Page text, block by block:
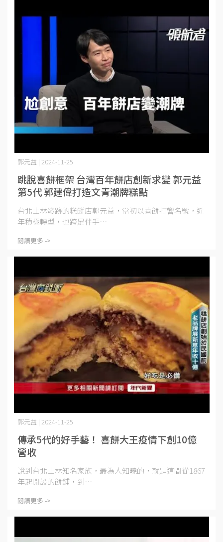
跳脫喜餅框架 台灣百年餅店創新求變 郭元益
第5代 郭建偉打造文青潮牌糕點
郭元益 | 2024-11-25
台北士林發跡的糕餅店郭元益，當初以喜餅打響名號，近
年積極轉型，也跨足伴手⋯
閱讀更多 ->
傳承5代的好手藝！ 喜餅大王疫情下創10億
營收
郭元益 | 2024-11-25
說到台北士林知名家族，最為人知曉的，就是這間從1867
年起開設的餅鋪，到⋯
閱讀更多 ->